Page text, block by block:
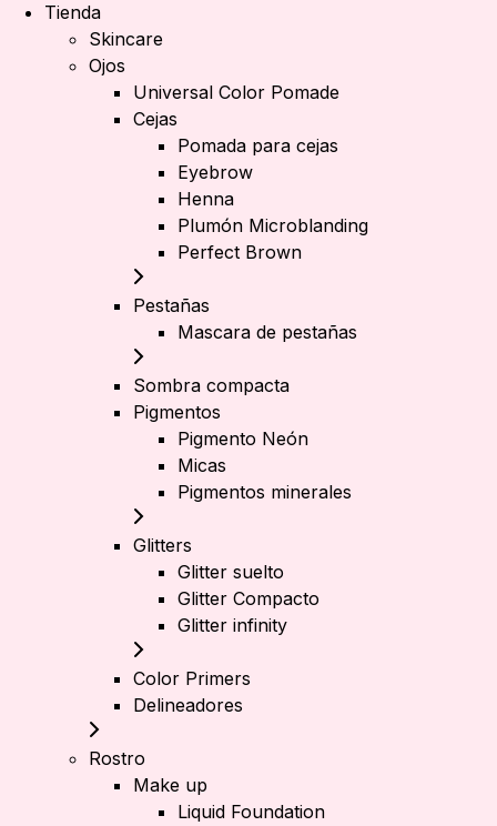
Tienda
Skincare
Ojos
Universal Color Pomade
Cejas
Pomada para cejas
Eyebrow
Henna
Plumón Microblanding
Perfect Brown
Pestañas
Mascara de pestañas
Sombra compacta
Pigmentos
Pigmento Neón
Micas
Pigmentos minerales
Glitters
Glitter suelto
Glitter Compacto
Glitter infinity
Color Primers
Delineadores
Rostro
Make up
Liquid Foundation